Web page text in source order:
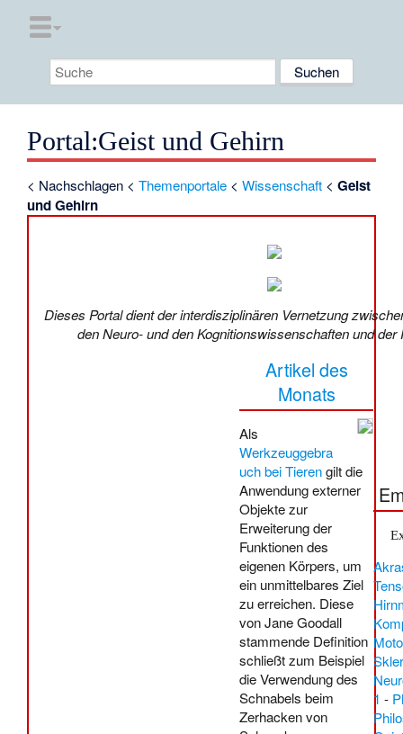
Portal:Geist und Gehirn
< Nachschlagen <Themenportale <Wissenschaft <Geist
und Gehirn
Dieses Portaldient der interdisziplinären Vernetzung
den Neuro- und den Kognitionswissenschaften und der
Artikel des
Monats
Als
Werkzeuggebra
uch bei Tierengilt die
Anwendung externer
Objekte zur
Erweiterung der
Funktionen des
eigenen Körpers, um
ein unmittelbares Ziel
zu erreichen. Diese
von Jane Goodall
stammende Definition
schließt zum Beispiel
die Verwendung des
Schnabels beim
Zerhacken von
1 -